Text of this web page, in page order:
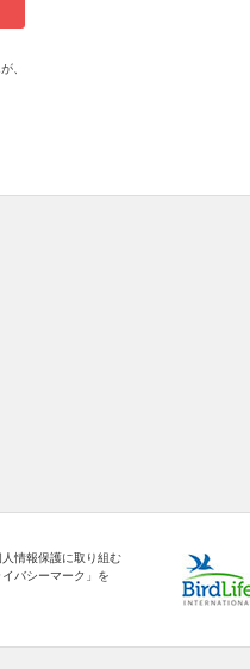
、
情報保護に取り組む
バシーマーク」を